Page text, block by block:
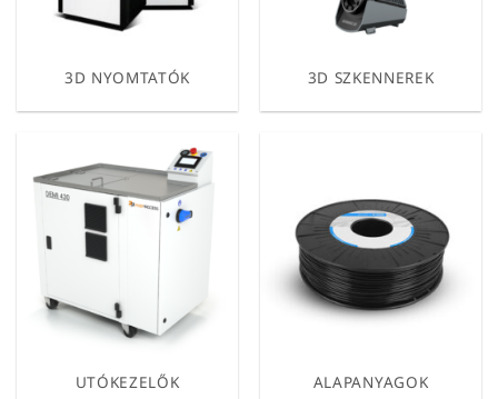
3D NYOMTATÓK 3D SZKENNEREK
UTÓKEZELŐK ALAPANYAGOK